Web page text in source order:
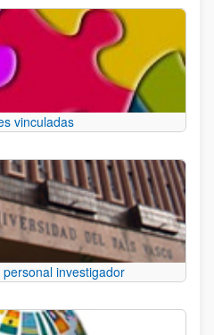
vinculadas
investigador